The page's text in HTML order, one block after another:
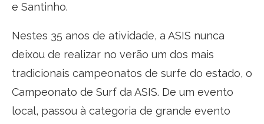
e Santinho.
Nestes 35 anos de atividade, a ASIS nunca
deixou de realizar no verão um dos mais
tradicionais campeonatos de surfe do estado, o
Campeonato de Surf da ASIS. De um evento
local, passou à categoria de grande evento